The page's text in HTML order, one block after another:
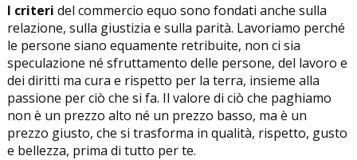
I criteri del commercio equo sono fondati anche sulla
relazione, sulla giustizia e sulla parità. Lavoriamo perché
le persone siano equamente retribuite, non ci sia
speculazione né sfruttamento delle persone, del lavoro e
dei diritti ma cura e rispetto per la terra, insieme alla
passione per ciò che si fa. Il valore di ciò che paghiamo
non è un prezzo alto né un prezzo basso, ma è un
prezzo giusto, che si trasforma in qualità, rispetto, gusto
e bellezza, prima di tutto per te.